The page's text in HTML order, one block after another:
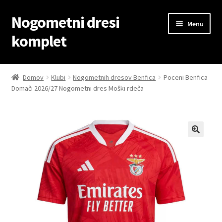
Skip
to
navigation
Skip
to
content
Nogometni dresi
komplet
Menu
Domov
Blog
Moj račun
Trgovina
Domov Klubi Nogometnih dresov Benfica
Poceni Benfica
Domači 2026/27 Nogometni dres Moški rdeča